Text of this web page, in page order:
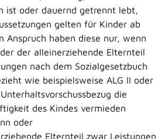
ist oder dauernd getrennt lebt,
gelten für Kinder ab
Anspruch haben diese nur, wenn
der alleinerziehende Elternteil
nach dem Sozialgesetzbuch
wie beispielsweise ALG II oder
die
des Kindes vermieden
oder
Elternteil zwar Leistungen